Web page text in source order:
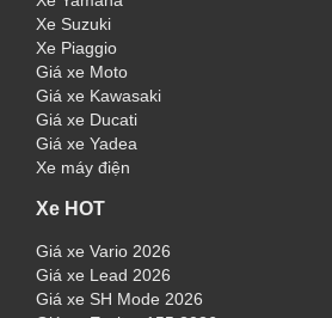
Xe Suzuki
Xe Piaggio
Giá xe Moto
Giá xe Kawasaki
Giá xe Ducati
Giá xe Yadea
Xe máy điện
Xe HOT
Giá xe Vario 2026
Giá xe Lead 2026
Giá xe SH Mode 2026